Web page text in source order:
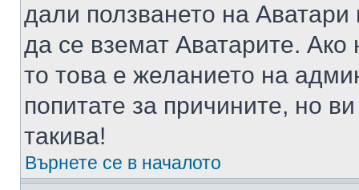
дали ползването на
да се вземат Аватарите.
то това е желанието на
попитате за причините, но
такива!
Върнете се в началото